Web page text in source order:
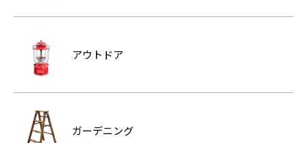
アウトドア
ガーデニング